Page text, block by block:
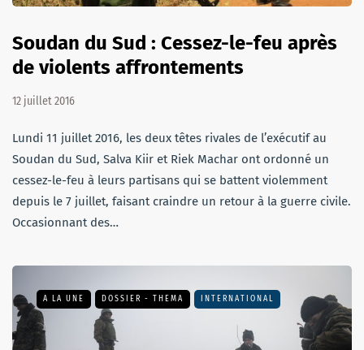
Soudan du Sud : Cessez-le-feu après
de violents affrontements
12 juillet 2016
Lundi 11 juillet 2016, les deux têtes rivales de l’exécutif au
Soudan du Sud, Salva Kiir et Riek Machar ont ordonné un
cessez-le-feu à leurs partisans qui se battent violemment
depuis le 7 juillet, faisant craindre un retour à la guerre civile.
Occasionnant des…
A LA UNE DOSSIER - THEMA INTERNATIONAL